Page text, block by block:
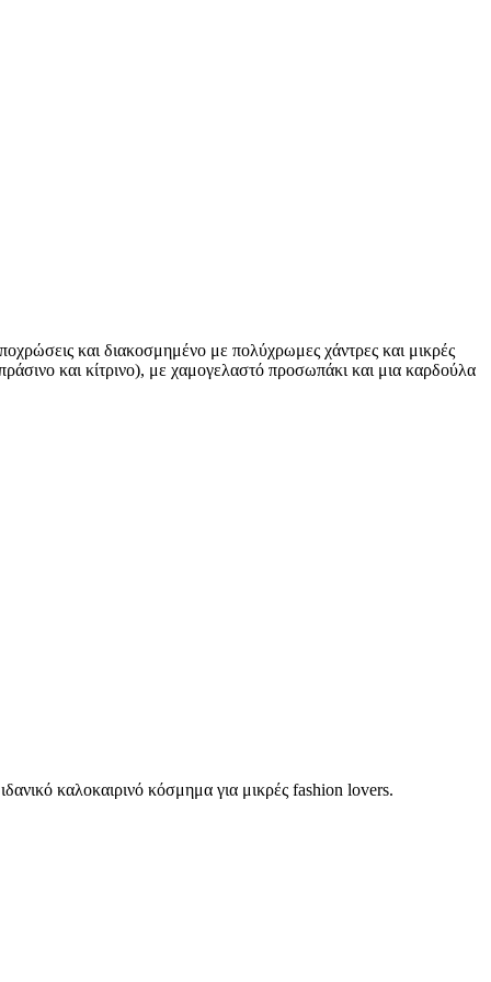
και διακοσμημένο με πολύχρωμες χάντρες και μικρές
και κίτρινο), με χαμογελαστό προσωπάκι και μια καρδούλα
καλοκαιρινό κόσμημα για μικρές fashion lovers.